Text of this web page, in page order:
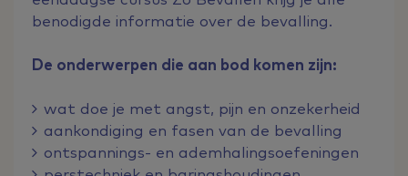
benodigde informatie over de bevalling.
De onderwerpen die aan bod komen zijn:
wat doe je met angst, pijn en onzekerheid
aankondiging en fasen van de bevalling
ontspannings- en ademhalingsoefeningen